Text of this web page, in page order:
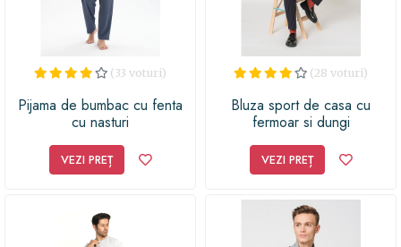
(33 voturi)
Pijama de bumbac cu fenta
cu nasturi
VEZI PREȚ
(28 voturi)
Bluza sport de casa cu
fermoar si dungi
VEZI PREȚ